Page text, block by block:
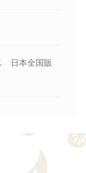
日本全国販